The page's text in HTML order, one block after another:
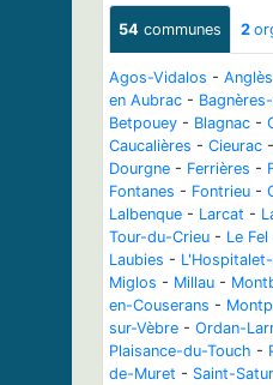
54 communes 2
Agos-Vidalos - Anglès
en Aubrac -
Betpouey - Blagnac -
Caucalières - Cieurac -
Dourgne - Ferrières -
Fontanes - Fontrieu -
Lalbenque - Larcat -
Tour-du-Crieu - Le Fel
Laubies -
Miglos - Millau -
en-Couserans -
sur-Vèbre - Ordan-
Plaisance-du-Touch -
de-Muret - Saint-